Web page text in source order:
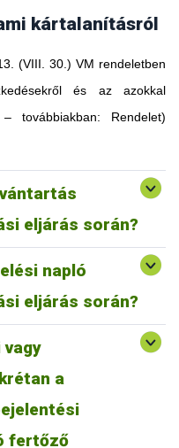
kártalanításról
(VIII. 30.) VM rendeletben
és az azokkal
továbbiakban: Rendelet)
eljárás során?
nincs külön jogszabályi
kell a teljes körű nyomon
célból olyan elektronikus
Word, akár más
egyértelműen és
az állatállományra
mind a tartó, mind az
a különböző integrációk
nyilvántartási
más, jogszabályban
napló, elhullási napló
napló
eljárás során?
külön jogszabályi
dokumentálnia kell az
szereket és az
kívül más, illetéktelen
ne legyenek utólag
adatok.
a
fertőző
vehető, akár pl.
telep esetében